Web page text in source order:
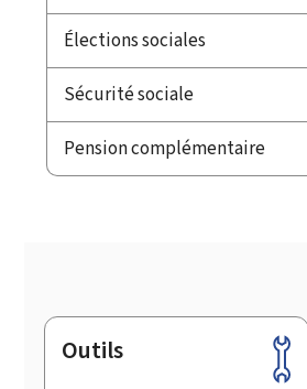
Élections sociales
Sécurité sociale
Pension complémentaire
Pied
Outils